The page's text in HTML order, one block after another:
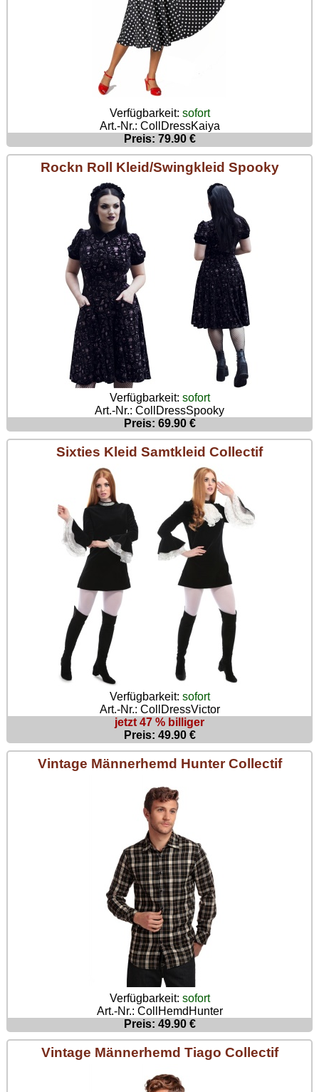
Verfügbarkeit: sofort
Art.-Nr.: CollDressKaiya
Preis: 79.90 €
Rockn Roll Kleid/Swingkleid Spooky
Verfügbarkeit: sofort
Art.-Nr.: CollDressSpooky
Preis: 69.90 €
Sixties Kleid Samtkleid Collectif
Verfügbarkeit: sofort
Art.-Nr.: CollDressVictor
jetzt 47 % billiger
Preis: 49.90 €
Vintage Männerhemd Hunter Collectif
Verfügbarkeit: sofort
Art.-Nr.: CollHemdHunter
Preis: 49.90 €
Vintage Männerhemd Tiago Collectif